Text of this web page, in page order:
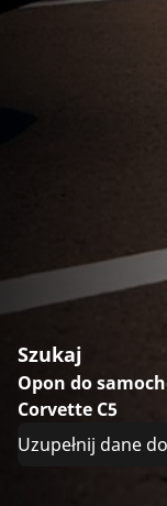
Szukaj
Opon do
Corvette C5
Uzupełnij dane